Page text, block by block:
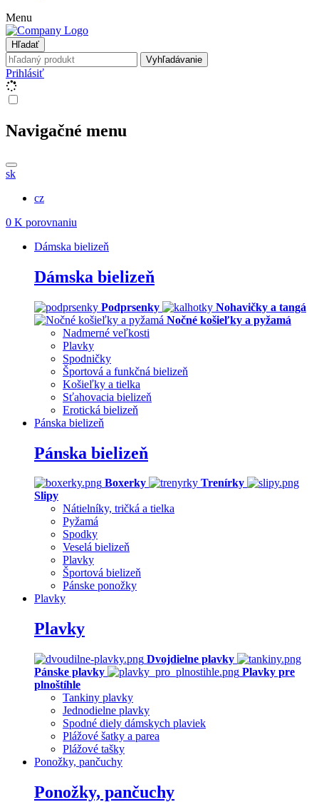
Menu
Hľadať
Vyhľadávanie
Prihlásiť
Navigačné menu
sk
cz
0 K porovnaniu
Dámska bielizeň
Dámska bielizeň
Podprsenky
Nohavičky a tangá
Nočné košieľky a pyžamá
Nadmerné veľkosti
Plavky
Spodničky
Športová a funkčná bielizeň
Košieľky a tielka
Sťahovacia bielizeň
Erotická bielizeň
Pánska bielizeň
Pánska bielizeň
Boxerky
Trenírky
Slipy
Nátielníky, tričká a tielka
Pyžamá
Spodky
Veselá bielizeň
Plavky
Športová bielizeň
Pánske ponožky
Plavky
Plavky
Dvojdielne plavky
Pánske plavky
Plavky pre
plnoštíhle
Tankiny plavky
Jednodielne plavky
Spodné diely dámskych plaviek
Plážové šatky a parea
Plážové tašky
Ponožky, pančuchy
Ponožky, pančuchy